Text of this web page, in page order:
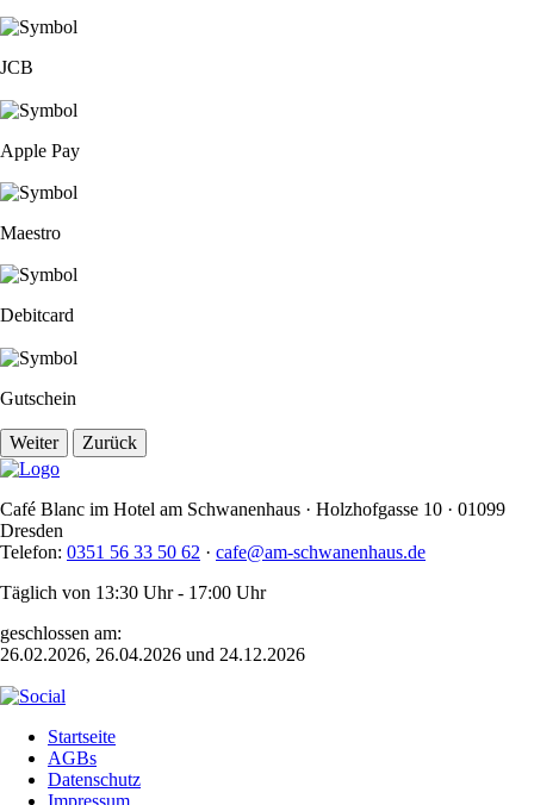
JCB
Apple Pay
Maestro
Debitcard
Gutschein
Weiter Zurück
Café Blanc im Hotel am Schwanenhaus · Holzhofgasse 10 · 01099
Dresden
Telefon: 0351 56 33 50 62 · cafe@am-schwanenhaus.de
Täglich von 13:30 Uhr - 17:00 Uhr
geschlossen am:
26.02.2026, 26.04.2026 und 24.12.2026
Startseite
AGBs
Datenschutz